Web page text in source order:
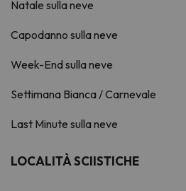
Natale sulla neve
Capodanno sulla neve
Week-End sulla neve
Settimana Bianca / Carnevale
Last Minute sulla neve
LOCALITÀ SCIISTICHE